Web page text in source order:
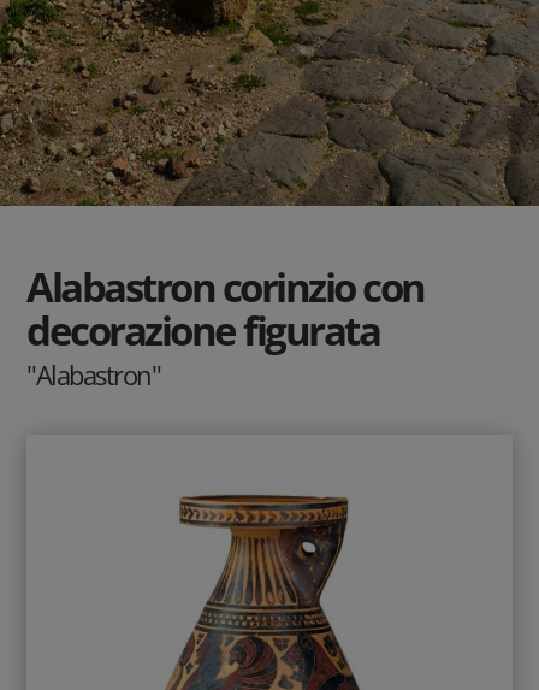
Alabastron corinzio con
decorazione figurata
"Alabastron"